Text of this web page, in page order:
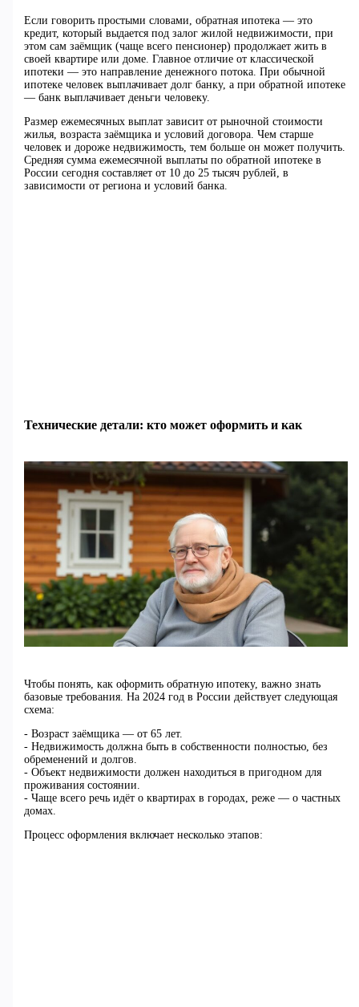
Если говорить простыми словами, обратная ипотека — это
кредит, который выдается под залог жилой недвижимости, при
этом сам заёмщик (чаще всего пенсионер) продолжает жить в
своей квартире или доме. Главное отличие от классической
ипотеки — это направление денежного потока. При обычной
ипотеке человек выплачивает долг банку, а при обратной ипотеке
— банк выплачивает деньги человеку.
Размер ежемесячных выплат зависит от рыночной стоимости
жилья, возраста заёмщика и условий договора. Чем старше
человек и дороже недвижимость, тем больше он может получить.
Средняя сумма ежемесячной выплаты по обратной ипотеке в
России сегодня составляет от 10 до 25 тысяч рублей, в
зависимости от региона и условий банка.
Технические детали: кто может оформить и как
Чтобы понять, как оформить обратную ипотеку, важно знать
базовые требования. На 2024 год в России действует следующая
схема:
- Возраст заёмщика — от 65 лет.
- Недвижимость должна быть в собственности полностью, без
обременений и долгов.
- Объект недвижимости должен находиться в пригодном для
проживания состоянии.
- Чаще всего речь идёт о квартирах в городах, реже — о частных
домах.
Процесс оформления включает несколько этапов: